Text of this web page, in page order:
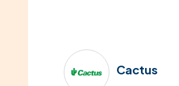
Cactus